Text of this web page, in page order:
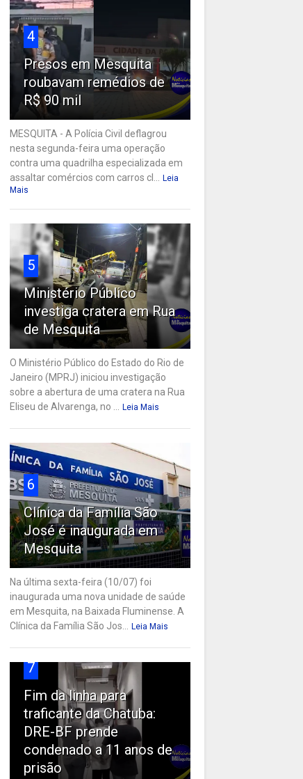
4
Presos em Mesquita
roubavam remédios de
R$ 90 mil
MESQUITA - A Polícia Civil deflagrou
nesta segunda-feira uma operação
contra uma quadrilha especializada em
assaltar comércios com carros cl... Leia
Mais
5
Ministério Público
investiga cratera em Rua
de Mesquita
O Ministério Público do Estado do Rio de
Janeiro (MPRJ) iniciou investigação
sobre a abertura de uma cratera na Rua
Eliseu de Alvarenga, no ... Leia Mais
6
Clínica da Família São
José é inaugurada em
Mesquita
Na última sexta-feira (10/07) foi
inaugurada uma nova unidade de saúde
em Mesquita, na Baixada Fluminense. A
Clínica da Família São Jos... Leia Mais
7
Fim da linha para
traficante da Chatuba:
DRE-BF prende
condenado a 11 anos de
prisão